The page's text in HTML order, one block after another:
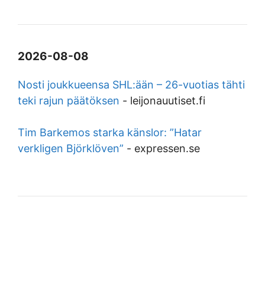
2026-08-08
Nosti joukkueensa SHL:ään – 26-vuotias tähti
teki rajun päätöksen - leijonauutiset.fi
Tim Barkemos starka känslor: ”Hatar
verkligen Björklöven” - expressen.se